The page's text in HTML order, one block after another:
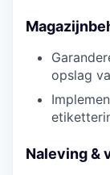
opslag
Naleving &